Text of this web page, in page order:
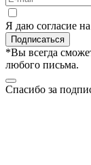
Я даю согласие
Подписаться
*Вы всегда
любого письма.
Спасибо за